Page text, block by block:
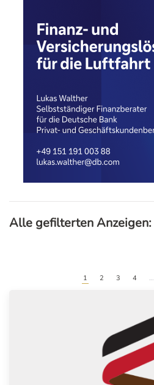
Alle gefilterten Anzeigen:
1 2 3 4 …